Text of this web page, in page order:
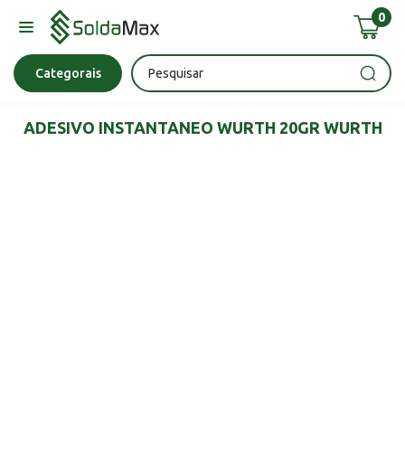
0
Categorais
Bateria Chave Impacto Esmerilhadeira
ADESIVO INSTANTANEO WURTH 20GR WURTH